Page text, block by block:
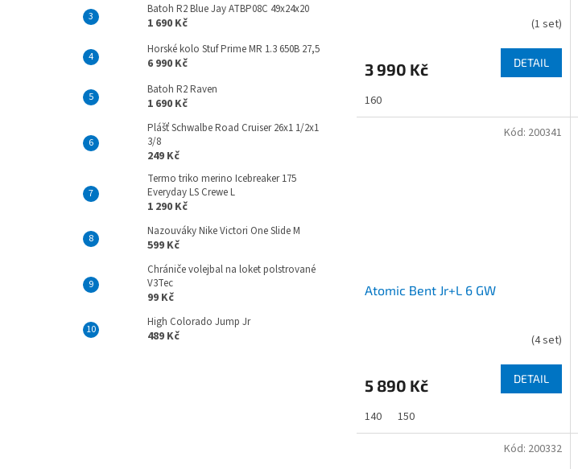
Batoh R2 Blue Jay ATBP08C 49x24x20
1 690 Kč
Horské kolo Stuf Prime MR 1.3 650B 27,5
6 990 Kč
Batoh R2 Raven
1 690 Kč
Plášť Schwalbe Road Cruiser 26x1 1/2x1
3/8
249 Kč
Termo triko merino Icebreaker 175
Everyday LS Crewe L
1 290 Kč
Nazouváky Nike Victori One Slide M
599 Kč
Chrániče volejbal na loket polstrované
V3Tec
99 Kč
High Colorado Jump Jr
489 Kč
(1 set)
3 990 Kč DETAIL
160
Atomic Bent Jr+L 6 GW
(4 set)
5 890 Kč DETAIL
140 150
Kód: 200341
Kód: 200332